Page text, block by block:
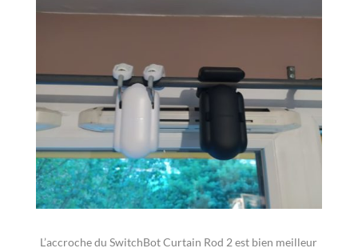
L’accroche du SwitchBot Curtain Rod 2 est bien meilleur